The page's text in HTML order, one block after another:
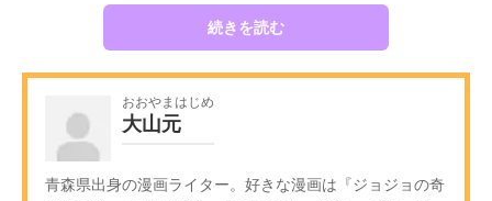
続きを読む
おおやまはじめ
大山元
青森県出身の漫画ライター。好きな漫画は『ジョジョの奇